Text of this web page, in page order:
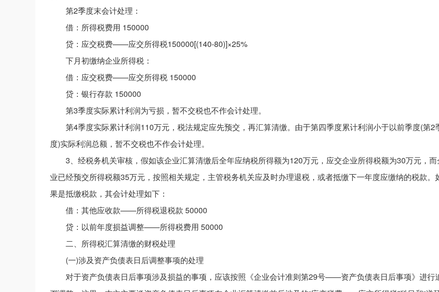
第2季度末会计处理：
借：所得税费用 150000
贷：应交税费——应交所得税150000[(140-80)]×25%
下月初缴纳企业所得税：
借：应交税费——应交所得税 150000
贷：银行存款 150000
第3季度实际累计利润为亏损，暂不交税也不作会计处理。
第4季度实际累计利润110万元，税法规定应先预交，再汇算清缴。由于第四季度累计利润小于以前季度(第2
度)实际利润总额，暂不交税也不作会计处理。
3、经税务机关审核，假如该企业汇算清缴后全年应纳税所得额为120万元，应交企业所得税额为30万元，而
业已经预交所得税额35万元，按照相关规定，主管税务机关应及时办理退税，或者抵缴下一年度应缴纳的税款。
果是抵缴税款，其会计处理如下：
借：其他应收款——所得税退税款 50000
贷：以前年度损益调整——所得税费用 50000
二、所得税汇算清缴的财税处理
(一)涉及资产负债表日后调整事项的处理
对于资产负债表日后事项涉及损益的事项，应该按照《企业会计准则第29号——资产负债表日后事项》进行